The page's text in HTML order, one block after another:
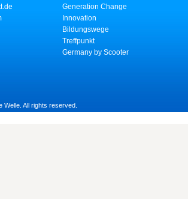
Generation Change
Innovation
Bildungswege
Treffpunkt
Germany by Scooter
All rights reserved.